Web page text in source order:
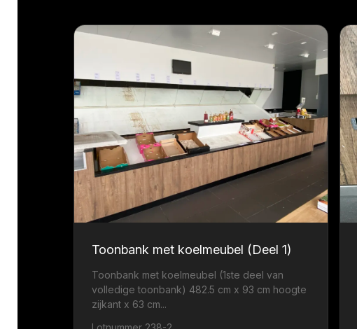
Toonbank met koelmeubel (Deel 1)
Toonbank met koelmeubel (1ste deel van
volledige toonbank) 482.5 cm x 93 cm hoogte
zijkant x 63 cm...